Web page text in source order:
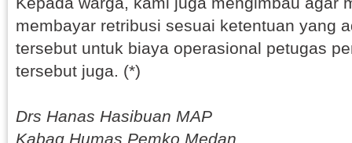
membayar retribusi sesuai ketentuan yang
tersebut untuk biaya operasional petugas
tersebut juga. (*)
Drs Hanas Hasibuan MAP
Kabag Humas Pemko Medan